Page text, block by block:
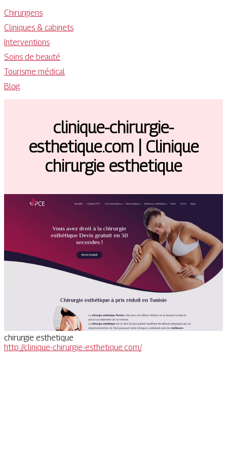
Chirurgiens
Cliniques & cabinets
Interventions
Soins de beauté
Tourisme médical
Blog
clinique-chirurgie-
esthetique.com | Clinique
chirurgie esthetique
chirurgie esthetique
http://clinique-chirurgie-esthetique.com/